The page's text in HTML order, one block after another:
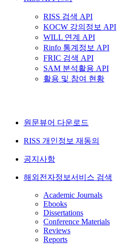
RISS 검색 API
KOCW 강의정보 API
WILL 연계 API
Rinfo 통계정보 API
FRIC 검색 API
SAM 분석활용 API
활용 및 참여 현황
원문뷰어 다운로드
RISS 개인정보 재동의
공지사항
해외전자정보서비스 검색
Academic Journals
Ebooks
Dissertations
Conference Materials
Reviews
Reports